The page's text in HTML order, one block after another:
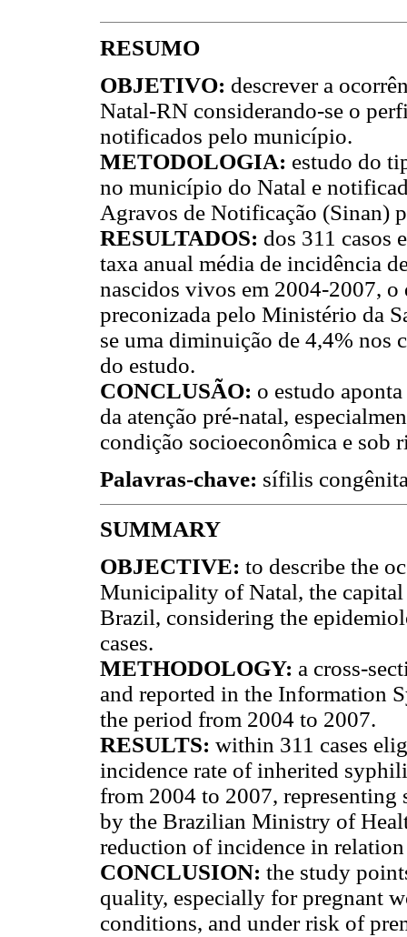
RESUMO
OBJETIVO: descrever a
Natal-RN considerando-se o
notificados pelo município.
METODOLOGIA: estudo do
no município do Natal e
Agravos de Notificação (Sinan)
RESULTADOS: dos 311 casos
taxa anual média de incidência
nascidos vivos em 2004-2007, o
preconizada pelo Ministério da
se uma diminuição de 4,4% nos
do estudo.
CONCLUSÃO: o estudo
da atenção pré-natal,
condição socioeconômica e sob
Palavras-chave: sífilis
SUMMARY
OBJECTIVE: to describe the
Municipality of Natal, the
Brazil, considering the
cases.
METHODOLOGY: a cross-
and reported in the Information
the period from 2004 to 2007.
RESULTS: within 311 cases
incidence rate of inherited
from 2004 to 2007, representing
by the Brazilian Ministry of
reduction of incidence in
CONCLUSION: the study
quality, especially for pregnant
conditions, and under risk of